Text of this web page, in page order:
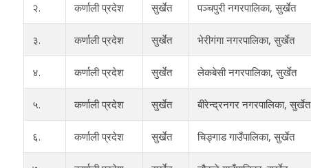
२. कर्णाली प्रदेश सुर्खेत पञ्चपुरी नगरपालिका, सुर्खेत
३. कर्णाली प्रदेश सुर्खेत भेरीगंगा नगरपालिका, सुर्खेत
४. कर्णाली प्रदेश सुर्खेत लेकबेसी नगरपालिका, सुर्खेत
५. कर्णाली प्रदेश सुर्खेत बीरेन्द्रनगर नगरपालिका, सुर्खेत
६. कर्णाली प्रदेश सुर्खेत चिङ्गाड गाउँपालिका, सुर्खेत